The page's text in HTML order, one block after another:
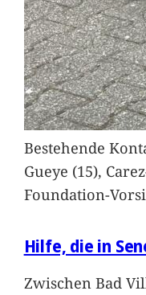
Bestehende
Gueye (15),
Foundation-
Hilfe, die in
Zwischen Bad